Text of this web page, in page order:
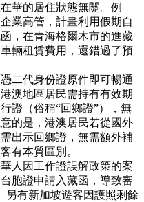
華的居住狀態無關。例
業高管，計畫利用假期自
，在青海格爾木市的進藏
輛租賃費用，還錯過了預
二代身份證原件即可暢通
澳地區居民需持有有效期
證（俗稱“回鄉證”），無
的是，港澳居民若從國外
出示回鄉證，無需額外補
有本質區別。
華人因工作證誤解政策的案
胞證申請入藏函，導致審
另有新加坡遊客因護照剩餘